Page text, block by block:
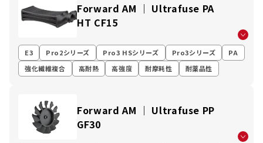
Forward AM ｜ Ultrafuse PA
HT CF15
E3 Pro2シリーズ Pro3 HSシリーズ Pro3シリーズ
PA
強化繊維複合
高耐熱 高強度 耐摩耗性 耐薬品性
Forward AM ｜ Ultrafuse PP
GF30